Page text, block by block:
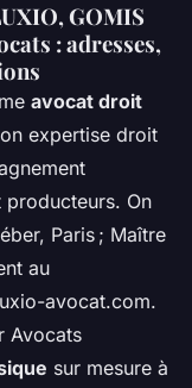
GOMIS
: adresses,
avocat droit
expertise droit
producteurs. On
Paris ; Maître
au
avocat.com.
Avocats
sur mesure à